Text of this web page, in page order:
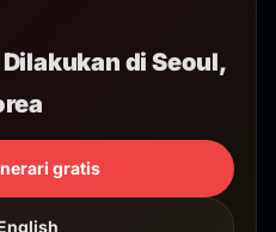
di Seoul,
gratis